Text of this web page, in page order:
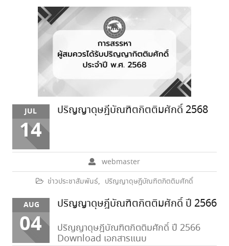
JUL
14
ปริญญาดุษฎีบัณฑิตกิตติมศักดิ์ 2568
webmaster
ข่าวประชาสัมพันธ์, ปริญญาดุษฎีบัณฑิตกิตติมศักดิ์
AUG
04
ปริญญาดุษฎีบัณฑิตกิตติมศักดิ์ ปี 2566
ปริญญาดุษฎีบัณฑิตกิตติมศักดิ์ ปี 2566
Download เอกสารแนบ